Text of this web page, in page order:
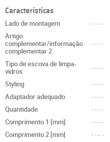
Características
Lado de montagem ----
Artigo
complementar/informação
complementar 2
----
Tipo de escova de limpa-
vidros
----
Styling
----
Adaptador adequado
----
Quantidade
----
Comprimento 1 [mm]
----
Comprimento 2 [mm]
----